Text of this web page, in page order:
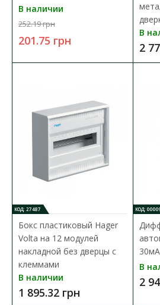
Переключатель нагрузки 3p
Переключатель нагрузки является
электрических системах,
4 947.09 грн
В
В
В наличии
252.19 грн
201.75 грн
В
2
КОД: 27487
Бокс пластиковый Hager
Volta на 12 модулей
накладной без дверцы с
клеммами
В наличии
1 895.32 грн
КОД:
В
2